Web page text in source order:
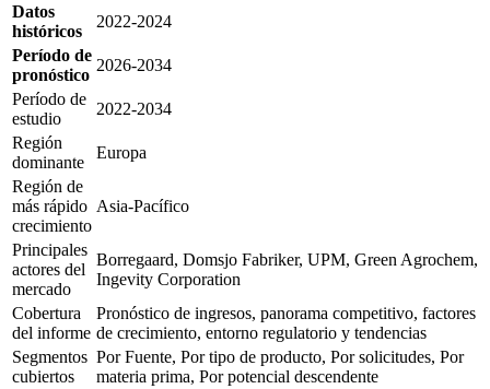
Datos
históricos
2022-2024
Período de
pronóstico
2026-2034
Período de
estudio
2022-2034
Región
dominante
Europa
Región de
más rápido
crecimiento
Asia-Pacífico
Principales
actores del
mercado
Borregaard, Domsjo Fabriker, UPM, Green Agrochem,
Ingevity Corporation
Cobertura
del informe
Pronóstico de ingresos, panorama competitivo, factores
de crecimiento, entorno regulatorio y tendencias
Segmentos
cubiertos
Por Fuente, Por tipo de producto, Por solicitudes, Por
materia prima, Por potencial descendente